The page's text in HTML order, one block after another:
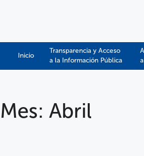
Inicio
Transparencia y Acceso
a la Información Pública​​
Mes: Abril